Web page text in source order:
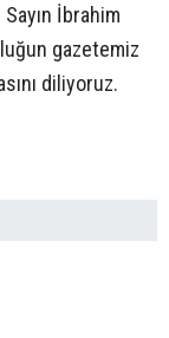
İbrahim
gazetemiz
diliyoruz.